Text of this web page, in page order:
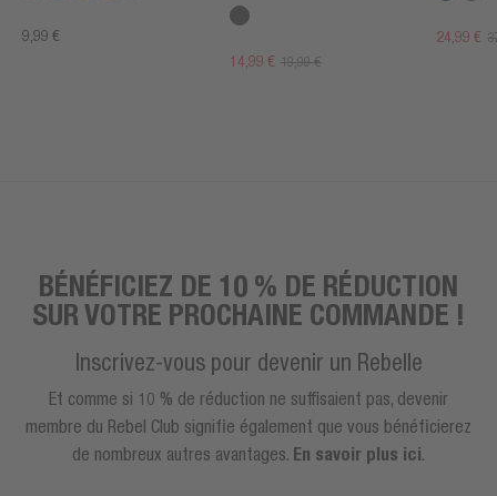
9,99 €
14,99 € 19,99 €
24,99 €
BÉNÉFICIEZ DE 10 % DE RÉDUCTION
SUR VOTRE PROCHAINE COMMANDE !
Inscrivez-vous pour devenir un Rebelle
Et comme si 10 % de réduction ne suffisaient pas, devenir
membre du Rebel Club signifie également que vous bénéficierez
de nombreux autres avantages. En savoir plus ici.